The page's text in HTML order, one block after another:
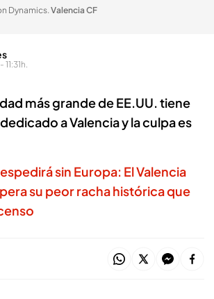
Dynamics.Valencia CF
más grande de EE.UU. tiene
a Valencia y la culpa es
sin Europa: El Valencia
su peor racha histórica que